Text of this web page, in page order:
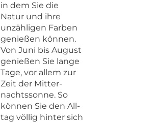
in dem Sie die
Natur und ihre
unzäh­li­gen Far­ben
genießen kön­nen.
Von Juni bis August
genießen Sie lange
Tage, vor allem zur
Zeit der Mit­ter­
nachtssonne. So
kön­nen Sie den All­
t­ag völ­lig hin­ter sich